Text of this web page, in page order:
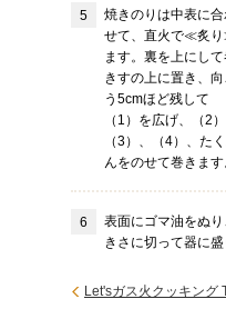
焼きのりは中表に
せて、直火で≪炙
ます。裏を上にして
きすの上に置き、向
う5cmほど残して
（1）を広げ、（2）
（3）、（4）、た
んをのせて巻きます
表面にゴマ油をぬ
きさに切って器に盛
Let'sガス火クッキング